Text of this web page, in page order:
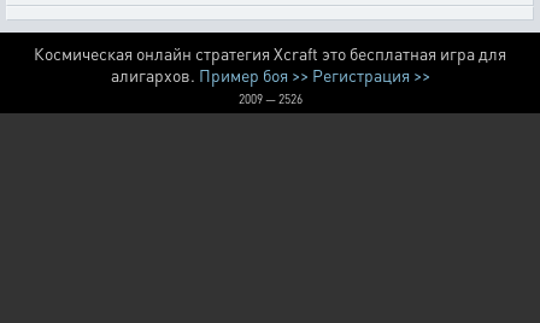
Космическая онлайн стратегия Xcraft это бесплатная игра для
алигархов. Пример боя >> Регистрация >>
2009 — 2526